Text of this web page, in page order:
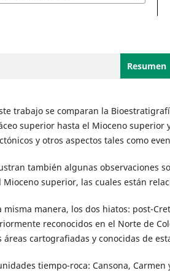
Resumen
trabajo se comparan la
superior hasta el Mioceno
y otros aspectos tales como
también algunas observaciones
Mioceno superior, las cuales están
misma manera, los dos hiatos: post-
reconocidos en el Norte de
áreas cartografiadas y conocidas de
tiempo-roca: Cansona,